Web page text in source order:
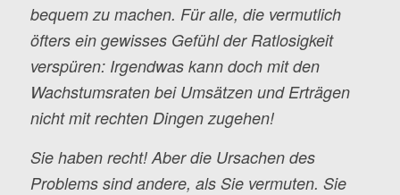
bequem zu machen. Für alle, die vermutlich
öfters ein gewisses Gefühl der Ratlosigkeit
verspüren: Irgendwas kann doch mit den
Wachstumsraten bei Umsätzen und Erträgen
nicht mit rechten Dingen zugehen!
Sie haben recht! Aber die Ursachen des
Problems sind andere, als Sie vermuten. Sie